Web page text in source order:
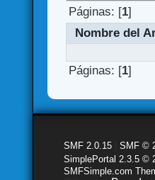
Páginas: [1]
Nombre del
Páginas: [1]
SMF 2.0.15 |SMF ©
SimplePortal 2.3.5 ©
SMFSimple.com